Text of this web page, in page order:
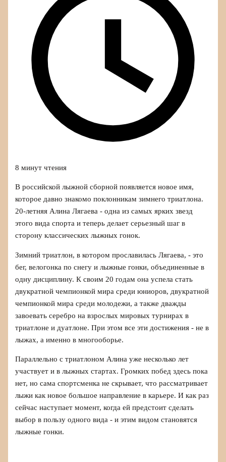
8 минут чтения
В российской лыжной сборной появляется новое имя,
которое давно знакомо поклонникам зимнего триатлона.
20‑летняя Алина Лягаева - одна из самых ярких звезд
этого вида спорта и теперь делает серьезный шаг в
сторону классических лыжных гонок.
Зимний триатлон, в котором прославилась Лягаева, - это
бег, велогонка по снегу и лыжные гонки, объединенные в
одну дисциплину. К своим 20 годам она успела стать
двукратной чемпионкой мира среди юниоров, двукратной
чемпионкой мира среди молодежи, а также дважды
завоевать серебро на взрослых мировых турнирах в
триатлоне и дуатлоне. При этом все эти достижения - не в
лыжах, а именно в многооборье.
Параллельно с триатлоном Алина уже несколько лет
участвует и в лыжных стартах. Громких побед здесь пока
нет, но сама спортсменка не скрывает, что рассматривает
лыжи как новое большое направление в карьере. И как раз
сейчас наступает момент, когда ей предстоит сделать
выбор в пользу одного вида - и этим видом становятся
лыжные гонки.